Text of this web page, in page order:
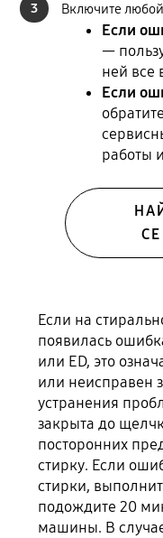
3 Включите
Если
—
ней все
Если
работы
Если на
появилась
или ED, это
или неисправен
устранения
закрыта до
посторонних
стирку. Если
стирки,
подождите 20
машины. В